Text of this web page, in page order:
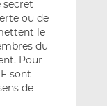
secret
ou de
le
du
Pour
sont
de